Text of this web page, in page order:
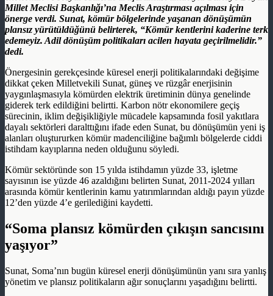
Millet Meclisi Başkanlığı’na Meclis Araştırması açılması için
önerge verdi. Sunat, kömür bölgelerinde yaşanan dönüşümün
plansız yürütüldüğünü belirterek, “Kömür kentlerini kaderine terk
edemeyiz. Adil dönüşüm politikaları acilen hayata geçirilmelidir.”
dedi.
Önergesinin gerekçesinde küresel enerji politikalarındaki değişime
dikkat çeken Milletvekili Sunat, güneş ve rüzgâr enerjisinin
yaygınlaşmasıyla kömürden elektrik üretiminin dünya genelinde
giderek terk edildiğini belirtti. Karbon nötr ekonomilere geçiş
sürecinin, iklim değişikliğiyle mücadele kapsamında fosil yakıtlara
dayalı sektörleri daralttığını ifade eden Sunat, bu dönüşümün yeni iş
alanları oluştururken kömür madenciliğine bağımlı bölgelerde ciddi
istihdam kayıplarına neden olduğunu söyledi.
Kömür sektöründe son 15 yılda istihdamın yüzde 33, işletme
sayısının ise yüzde 46 azaldığını belirten Sunat, 2011-2024 yılları
arasında kömür kentlerinin kamu yatırımlarından aldığı payın yüzde
12’den yüzde 4’e gerilediğini kaydetti.
“Soma plansız kömürden çıkışın sancısını
yaşıyor”
Sunat, Soma’nın bugün küresel enerji dönüşümünün yanı sıra yanlış
yönetim ve plansız politikaların ağır sonuçlarını yaşadığını belirtti.